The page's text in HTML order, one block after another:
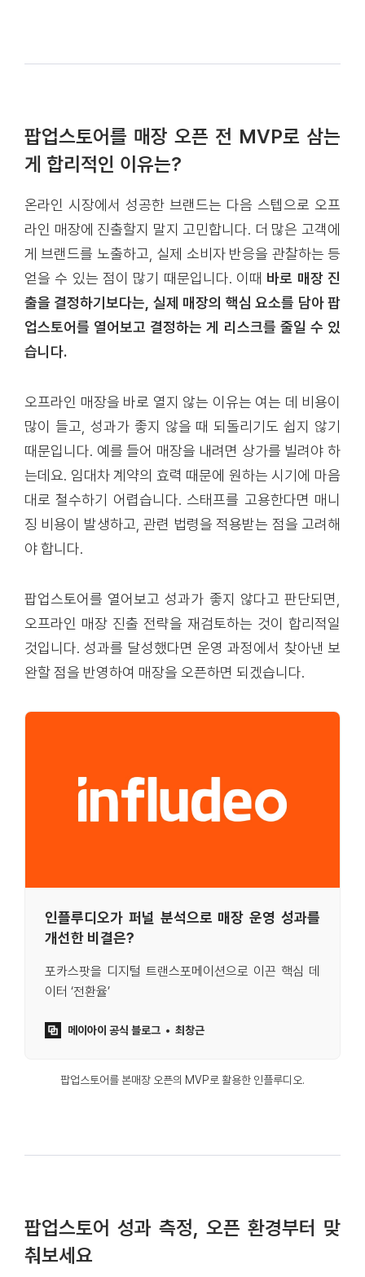
팝업스토어를 매장 오픈 전 MVP로 삼는
게 합리적인 이유는?
온라인 시장에서 성공한 브랜드는 다음 스텝으로 오프
라인 매장에 진출할지 말지 고민합니다. 더 많은 고객에
게 브랜드를 노출하고, 실제 소비자 반응을 관찰하는 등
얻을 수 있는 점이 많기 때문입니다. 이때 바로 매장 진
출을 결정하기보다는, 실제 매장의 핵심 요소를 담아 팝
업스토어를 열어보고 결정하는 게 리스크를 줄일 수 있
습니다.
오프라인 매장을 바로 열지 않는 이유는 여는 데 비용이
많이 들고, 성과가 좋지 않을 때 되돌리기도 쉽지 않기
때문입니다. 예를 들어 매장을 내려면 상가를 빌려야 하
는데요. 임대차 계약의 효력 때문에 원하는 시기에 마음
대로 철수하기 어렵습니다. 스태프를 고용한다면 매니
징 비용이 발생하고, 관련 법령을 적용받는 점을 고려해
야 합니다.
팝업스토어를 열어보고 성과가 좋지 않다고 판단되면,
오프라인 매장 진출 전략을 재검토하는 것이 합리적일
것입니다. 성과를 달성했다면 운영 과정에서 찾아낸 보
완할 점을 반영하여 매장을 오픈하면 되겠습니다.
인플루디오가 퍼널 분석으로 매장 운영 성과를
개선한 비결은?
포카스팟을 디지털 트랜스포메이션으로 이끈 핵심 데
이터 ‘전환율’
메이아이 공식 블로그 최창근
팝업스토어를 본매장 오픈의 MVP로 활용한 인플루디오.
팝업스토어 성과 측정, 오픈 환경부터 맞
춰보세요